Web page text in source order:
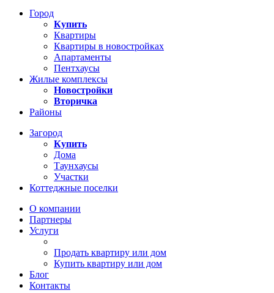
Город
Купить
Квартиры
Квартиры в новостройках
Апартаменты
Пентхаусы
Жилые комплексы
Новостройки
Вторичка
Районы
Загород
Купить
Дома
Таунхаусы
Участки
Коттеджные поселки
О компании
Партнеры
Услуги
Продать квартиру или дом
Купить квартиру или дом
Блог
Контакты